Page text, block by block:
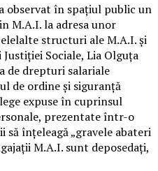
observat în spațiul public un
M.A.I. la adresa unor
structuri ale M.A.I. și
Sociale, Lia Olguța
de drepturi salariale
de ordine și siguranță
expuse în cuprinsul
prezentate într-o
înțeleagă „gravele abateri
M.A.I. sunt deposedați,